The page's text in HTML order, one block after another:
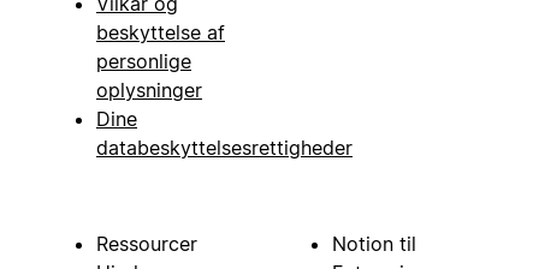
beskyttelse af
personlige
oplysninger
Dine
databeskyttelsesrettigheder
Ressourcer
Notion til